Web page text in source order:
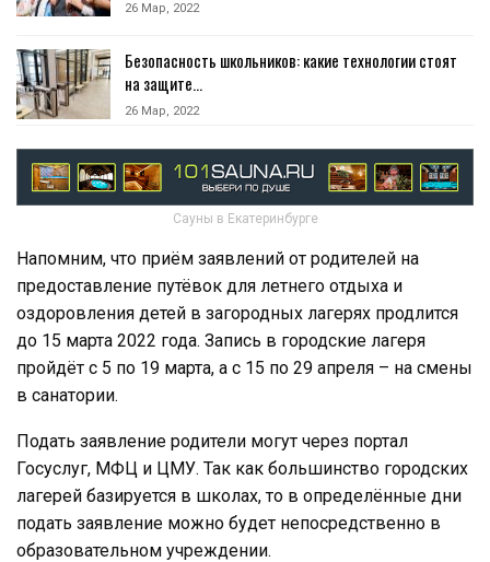
26 Мар, 2022
Безопасность школьников: какие технологии стоят
на защите…
26 Мар, 2022
Сауны в Екатеринбурге
Напомним, что приём заявлений от родителей на
предоставление путёвок для летнего отдыха и
оздоровления детей в загородных лагерях продлится
до 15 марта 2022 года. Запись в городские лагеря
пройдёт с 5 по 19 марта, а с 15 по 29 апреля – на смены
в санатории.
Подать заявление родители могут через портал
Госуслуг, МФЦ и ЦМУ. Так как большинство городских
лагерей базируется в школах, то в определённые дни
подать заявление можно будет непосредственно в
образовательном учреждении.